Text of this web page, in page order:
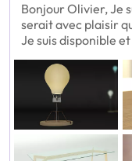
Bonjour Olivier, Je
serait avec plaisir
Je suis disponible